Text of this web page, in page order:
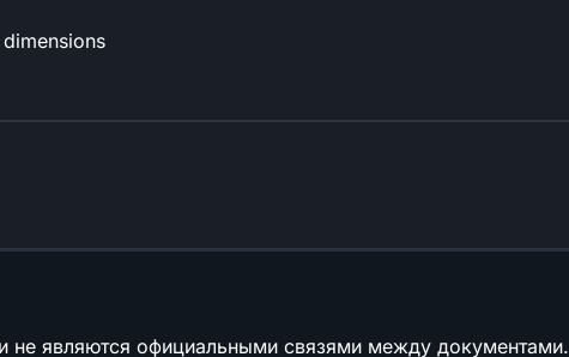
являются официальными связями между документами.